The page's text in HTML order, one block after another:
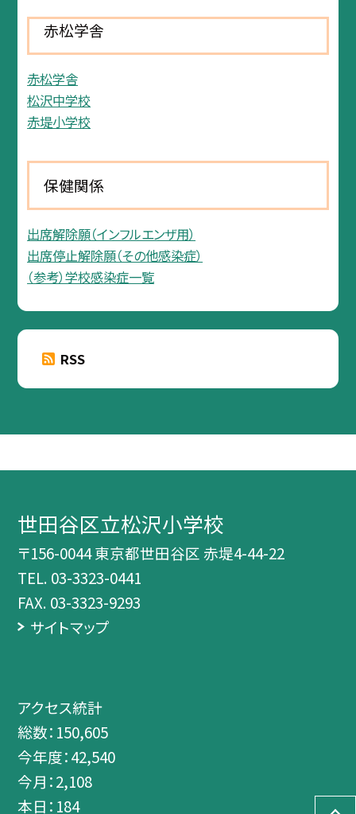
赤松学舎
赤松学舎
松沢中学校
赤堤小学校
保健関係
出席解除願（インフルエンザ用）
出席停止解除願（その他感染症）
（参考）学校感染症一覧
RSS
世田谷区立松沢小学校
〒156-0044 東京都世田谷区 赤堤4-44-22
TEL. 03-3323-0441
FAX. 03-3323-9293
サイトマップ
アクセス統計
総数： 150,605
今年度：42,540
今月：2,108
本日： 184